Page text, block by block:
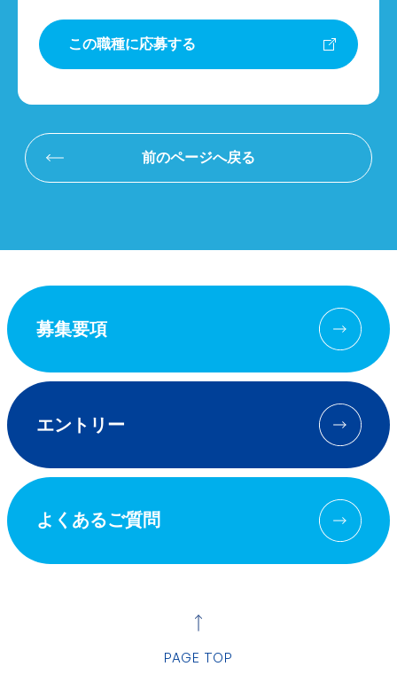
この職種に応募する
前のページへ戻る
募集要項
エントリー
よくあるご質問
新卒採用募集要項
キャリア採用エントリー
スタッフ
PAGE TOP